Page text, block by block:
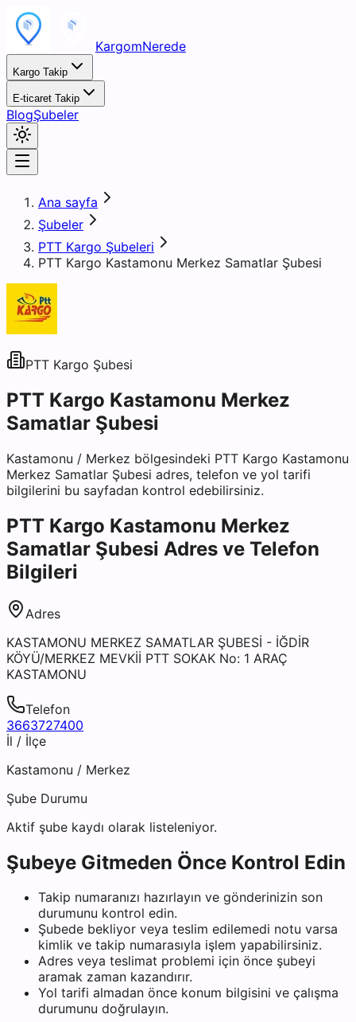
KargomNerede
Kargo Takip
E-ticaret Takip
BlogŞubeler
Ana sayfa
Şubeler
PTT Kargo Şubeleri
PTT Kargo Kastamonu Merkez Samatlar Şubesi
PTT Kargo Şubesi
PTT Kargo Kastamonu Merkez
Samatlar Şubesi
Kastamonu / Merkez bölgesindeki PTT Kargo Kastamonu
Merkez Samatlar Şubesi adres, telefon ve yol tarifi
bilgilerini bu sayfadan kontrol edebilirsiniz.
PTT Kargo Kastamonu Merkez
Samatlar Şubesi Adres ve Telefon
Bilgileri
Adres
KASTAMONU MERKEZ SAMATLAR ŞUBESİ - İĞDİR
KÖYÜ/MERKEZ MEVKİİ PTT SOKAK No: 1 ARAÇ
KASTAMONU
Telefon
3663727400
İl / İlçe
Kastamonu / Merkez
Şube Durumu
Aktif şube kaydı olarak listeleniyor.
Şubeye Gitmeden Önce Kontrol Edin
Takip numaranızı hazırlayın ve gönderinizin son
durumunu kontrol edin.
Şubede bekliyor veya teslim edilemedi notu varsa
kimlik ve takip numarasıyla işlem yapabilirsiniz.
Adres veya teslimat problemi için önce şubeyi
aramak zaman kazandırır.
Yol tarifi almadan önce konum bilgisini ve çalışma
durumunu doğrulayın.